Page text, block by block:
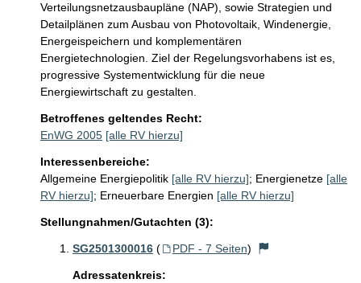
Verteilungsnetzausbaupläne (NAP), sowie Strategien und
Detailplänen zum Ausbau von Photovoltaik, Windenergie,
Energeispeichern und komplementären
Energietechnologien. Ziel der Regelungsvorhabens ist es,
progressive Systementwicklung für die neue
Energiewirtschaft zu gestalten.
Betroffenes geltendes Recht:
EnWG 2005 [alle RV hierzu]
Interessenbereiche:
Allgemeine Energiepolitik [alle RV hierzu]; Energienetze [alle
RV hierzu]; Erneuerbare Energien [alle RV hierzu]
Stellungnahmen/Gutachten (3):
SG2501300016 ( PDF - 7 Seiten)
Adressatenkreis: